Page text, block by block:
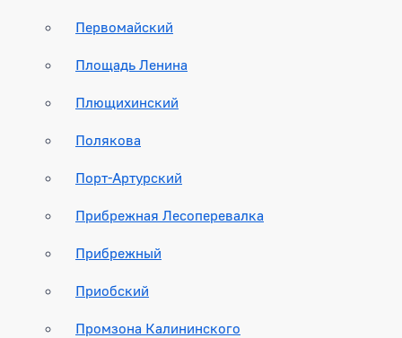
Первомайский
Площадь Ленина
Плющихинский
Полякова
Порт-Артурский
Прибрежная Лесоперевалка
Прибрежный
Приобский
Промзона Калининского